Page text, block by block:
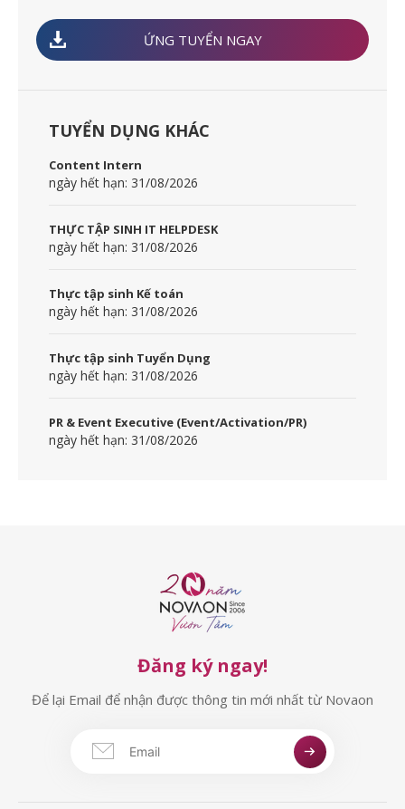
ỨNG TUYỂN NGAY
TUYỂN DỤNG KHÁC
Content Intern
ngày hết hạn: 31/08/2026
THỰC TẬP SINH IT HELPDESK
ngày hết hạn: 31/08/2026
Thực tập sinh Kế toán
ngày hết hạn: 31/08/2026
Thực tập sinh Tuyển Dụng
ngày hết hạn: 31/08/2026
PR & Event Executive (Event/Activation/PR)
ngày hết hạn: 31/08/2026
Đăng ký ngay!
Để lại Email để nhận được thông tin mới nhất từ Novaon